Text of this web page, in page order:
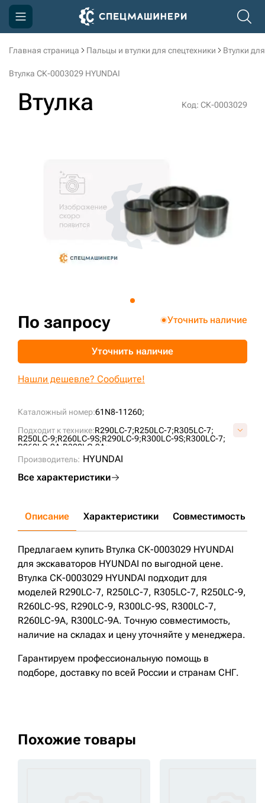
Главная страница Пальцы и втулки для спецтехники Втулки
Втулка СК-0003029 HYUNDAI
Втулка Код: СК-0003029
Каталожный номер:61N8-11260;
Подходит к технике:R290LC-7;R250LC-7;R305LC-7;
R250LC-9;R260LC-9S;R290LC-9;R300LC-9S;R300LC-7;
R260LC-9A;R300LC-9A;
Производитель: HYUNDAI
Все характеристики
По запросу Уточнить наличие
Уточнить наличие
Нашли дешевле? Сообщите!
Описание Характеристики Совместимость
Предлагаем купить Втулка СК-0003029 HYUNDAI
для экскаваторов HYUNDAI по выгодной цене.
Втулка СК-0003029 HYUNDAI подходит для
моделей R290LC-7, R250LC-7, R305LC-7, R250LC-9,
R260LC-9S, R290LC-9, R300LC-9S, R300LC-7,
R260LC-9A, R300LC-9A. Точную совместимость,
наличие на складах и цену уточняйте у менеджера.
Гарантируем профессиональную помощь в
подборе, доставку по всей России и странам СНГ.
Похожие товары
Компания
Доставка и оплата
3D тур по производству
3D тур по складам
sksale@skdst.ru